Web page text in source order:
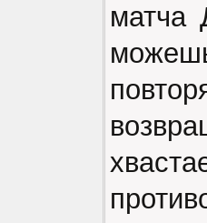
матча